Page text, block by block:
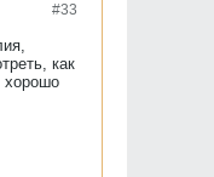
#33
как
хорошо